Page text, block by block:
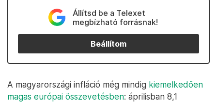
Állítsd be a Telexet
megbízható forrásnak!
Beállítom
A magyarországi infláció még mindig kiemelkedően
magas európai összevetésben: áprilisban 8,1